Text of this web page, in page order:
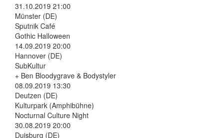
31.10.2019 21:00
Münster (DE)
Sputnik Café
Gothic Halloween
14.09.2019 20:00
Hannover (DE)
SubKultur
+ Ben Bloodygrave & Bodystyler
08.09.2019 13:30
Deutzen (DE)
Kulturpark (Amphibühne)
Nocturnal Culture Night
30.08.2019 20:00
Duisburg (DE)